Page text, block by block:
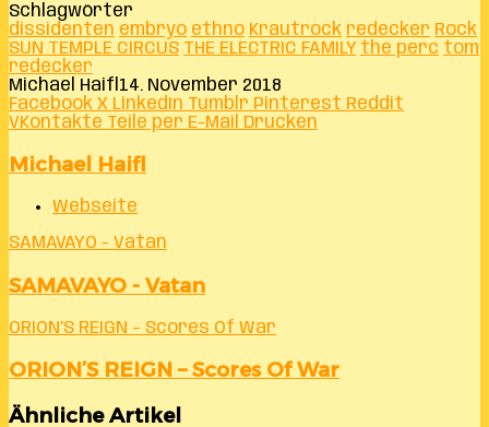
Schlagwörter
dissidenten embryo ethno Krautrock redecker Rock
SUN TEMPLE CIRCUS THE ELECTRIC FAMILY the perc tom
redecker
Michael Haifl 14. November 2018
Facebook X LinkedIn Tumblr Pinterest Reddit
VKontakte Teile per E-Mail Drucken
Michael Haifl
Webseite
SAMAVAYO - Vatan
SAMAVAYO - Vatan
ORION’S REIGN – Scores Of War
ORION’S REIGN – Scores Of War
Ähnliche Artikel